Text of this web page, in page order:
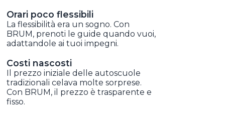
Orari poco flessibili
La flessibilità era un sogno. Con
BRUM, prenoti le guide quando vuoi,
adattandole ai tuoi impegni.
Costi nascosti
Il prezzo iniziale delle autoscuole
tradizionali celava molte sorprese.
Con BRUM, il prezzo è trasparente e
fisso.